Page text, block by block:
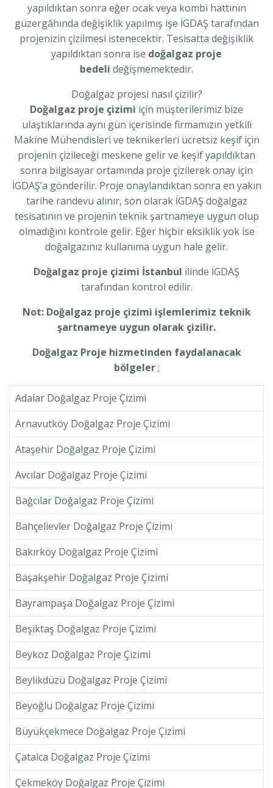
yapıldıktan sonra eğer ocak veya kombi hattının
güzergâhında değişiklik yapılmış işe İGDAŞ tarafından
projenizin çizilmesi istenecektir. Tesisatta değişiklik
yapıldıktan sonra ise doğalgaz proje
bedeli değişmemektedir.
Doğalgaz projesi nasıl çizilir?
Doğalgaz proje çizimi için müşterilerimiz bize
ulaştıklarında aynı gün içerisinde firmamızın yetkili
Makine Mühendisleri ve teknikerleri ücretsiz keşif için
projenin çizileceği meskene gelir ve keşif yapıldıktan
sonra bilgisayar ortamında proje çizilerek onay için
İGDAŞ’a gönderilir. Proje onaylandıktan sonra en yakın
tarihe randevu alınır, son olarak İGDAŞ doğalgaz
tesisatının ve projenin teknik şartnameye uygun olup
olmadığını kontrole gelir. Eğer hiçbir eksiklik yok ise
doğalgazınız kullanıma uygun hale gelir.
Doğalgaz proje çizimi İstanbul ilinde İGDAŞ
tarafından kontrol edilir.
Not: Doğalgaz proje çizimi işlemlerimiz teknik
şartnameye uygun olarak çizilir.
Doğalgaz Proje hizmetinden faydalanacak
bölgeler;
Adalar Doğalgaz Proje Çizimi
Arnavutköy Doğalgaz Proje Çizimi
Ataşehir Doğalgaz Proje Çizimi
Avcılar Doğalgaz Proje Çizimi
Bağcılar Doğalgaz Proje Çizimi
Bahçelievler Doğalgaz Proje Çizimi
Bakırköy Doğalgaz Proje Çizimi
Başakşehir Doğalgaz Proje Çizimi
Bayrampaşa Doğalgaz Proje Çizimi
Beşiktaş Doğalgaz Proje Çizimi
Beykoz Doğalgaz Proje Çizimi
Beylikdüzü Doğalgaz Proje Çizimi
Beyoğlu Doğalgaz Proje Çizimi
Büyükçekmece Doğalgaz Proje Çizimi
Çatalca Doğalgaz Proje Çizimi
Çekmeköy Doğalgaz Proje Çizimi